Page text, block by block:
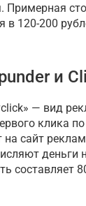
Примерная
в 120-200
и
— вид
клика
на сайт
деньги
составляет